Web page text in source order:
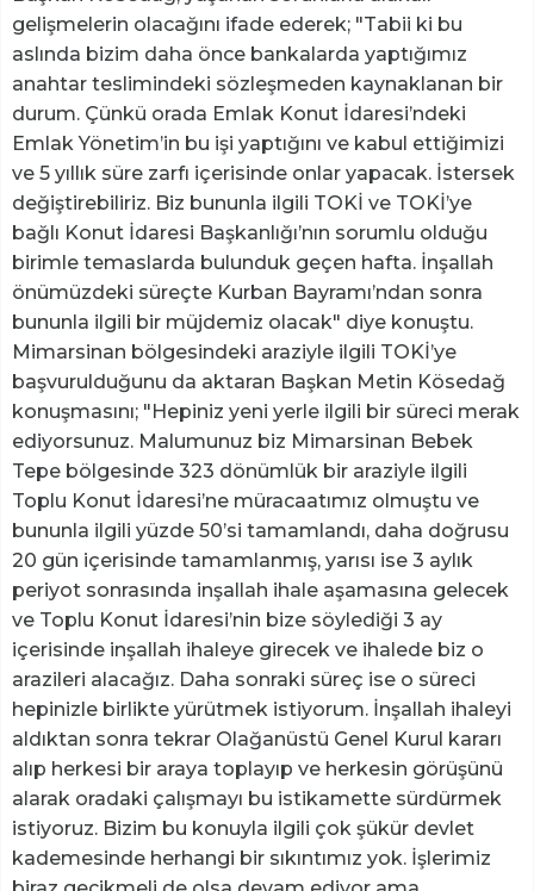
gelişmelerin olacağını ifade ederek; "Tabii ki bu
aslında bizim daha önce bankalarda yaptığımız
anahtar teslimindeki sözleşmeden kaynaklanan bir
durum. Çünkü orada Emlak Konut İdaresi’ndeki
Emlak Yönetim’in bu işi yaptığını ve kabul ettiğimizi
ve 5 yıllık süre zarfı içerisinde onlar yapacak. İstersek
değiştirebiliriz. Biz bununla ilgili TOKİ ve TOKİ’ye
bağlı Konut İdaresi Başkanlığı’nın sorumlu olduğu
birimle temaslarda bulunduk geçen hafta. İnşallah
önümüzdeki süreçte Kurban Bayramı’ndan sonra
bununla ilgili bir müjdemiz olacak" diye konuştu.
Mimarsinan bölgesindeki araziyle ilgili TOKİ’ye
başvurulduğunu da aktaran Başkan Metin Kösedağ
konuşmasını; "Hepiniz yeni yerle ilgili bir süreci merak
ediyorsunuz. Malumunuz biz Mimarsinan Bebek
Tepe bölgesinde 323 dönümlük bir araziyle ilgili
Toplu Konut İdaresi’ne müracaatımız olmuştu ve
bununla ilgili yüzde 50’si tamamlandı, daha doğrusu
20 gün içerisinde tamamlanmış, yarısı ise 3 aylık
periyot sonrasında inşallah ihale aşamasına gelecek
ve Toplu Konut İdaresi’nin bize söylediği 3 ay
içerisinde inşallah ihaleye girecek ve ihalede biz o
arazileri alacağız. Daha sonraki süreç ise o süreci
hepinizle birlikte yürütmek istiyorum. İnşallah ihaleyi
aldıktan sonra tekrar Olağanüstü Genel Kurul kararı
alıp herkesi bir araya toplayıp ve herkesin görüşünü
alarak oradaki çalışmayı bu istikamette sürdürmek
istiyoruz. Bizim bu konuyla ilgili çok şükür devlet
kademesinde herhangi bir sıkıntımız yok. İşlerimiz